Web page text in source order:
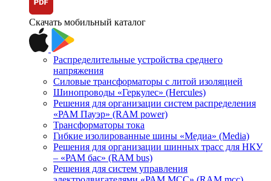
Скачать мобильный каталог
Распределительные устройства среднего
напряжения
Силовые трансформаторы с литой изоляцией
Шинопроводы «Геркулес» (Hercules)
Решения для организации систем распределения
«РАМ Пауэр» (RAM power)
Трансформаторы тока
Гибкие изолированные шины «Медиа» (Media)
Решения для организации шинных трасс для НКУ
– «РАМ бас» (RAM bus)
Решения для систем управления